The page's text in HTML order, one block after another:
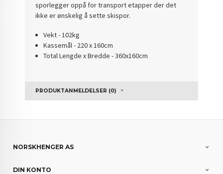
sporlegger oppå for transport etapper der det
ikke er ønskelig å sette skispor.
Vekt - 102kg
Kassemål - 220 x 160cm
Total Lengde x Bredde - 360x160cm
PRODUKTANMELDELSER (0)
NORSKHENGER AS
DIN KONTO